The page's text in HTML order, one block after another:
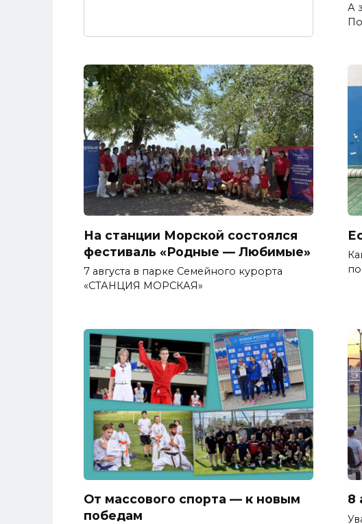
А
На станции Морской состоялся
фестиваль «Родные — Любимые»
7 августа в парке Семейного курорта
«СТАНЦИЯ МОРСКАЯ»
От массового спорта — к новым
победам
8